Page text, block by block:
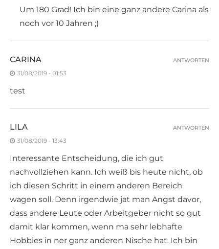
Um 180 Grad! Ich bin eine ganz andere Carina als
noch vor 10 Jahren ;)
CARINA
31/08/2019 - 01:53
test
ANTWORTEN
LILA
31/08/2019 - 13:43
Interessante Entscheidung, die ich gut
nachvollziehen kann. Ich weiß bis heute nicht, ob
ich diesen Schritt in einem anderen Bereich
wagen soll. Denn irgendwie jat man Angst davor,
dass andere Leute oder Arbeitgeber nicht so gut
damit klar kommen, wenn ma sehr lebhafte
Hobbies in ner ganz anderen Nische hat. Ich bin
ANTWORTEN